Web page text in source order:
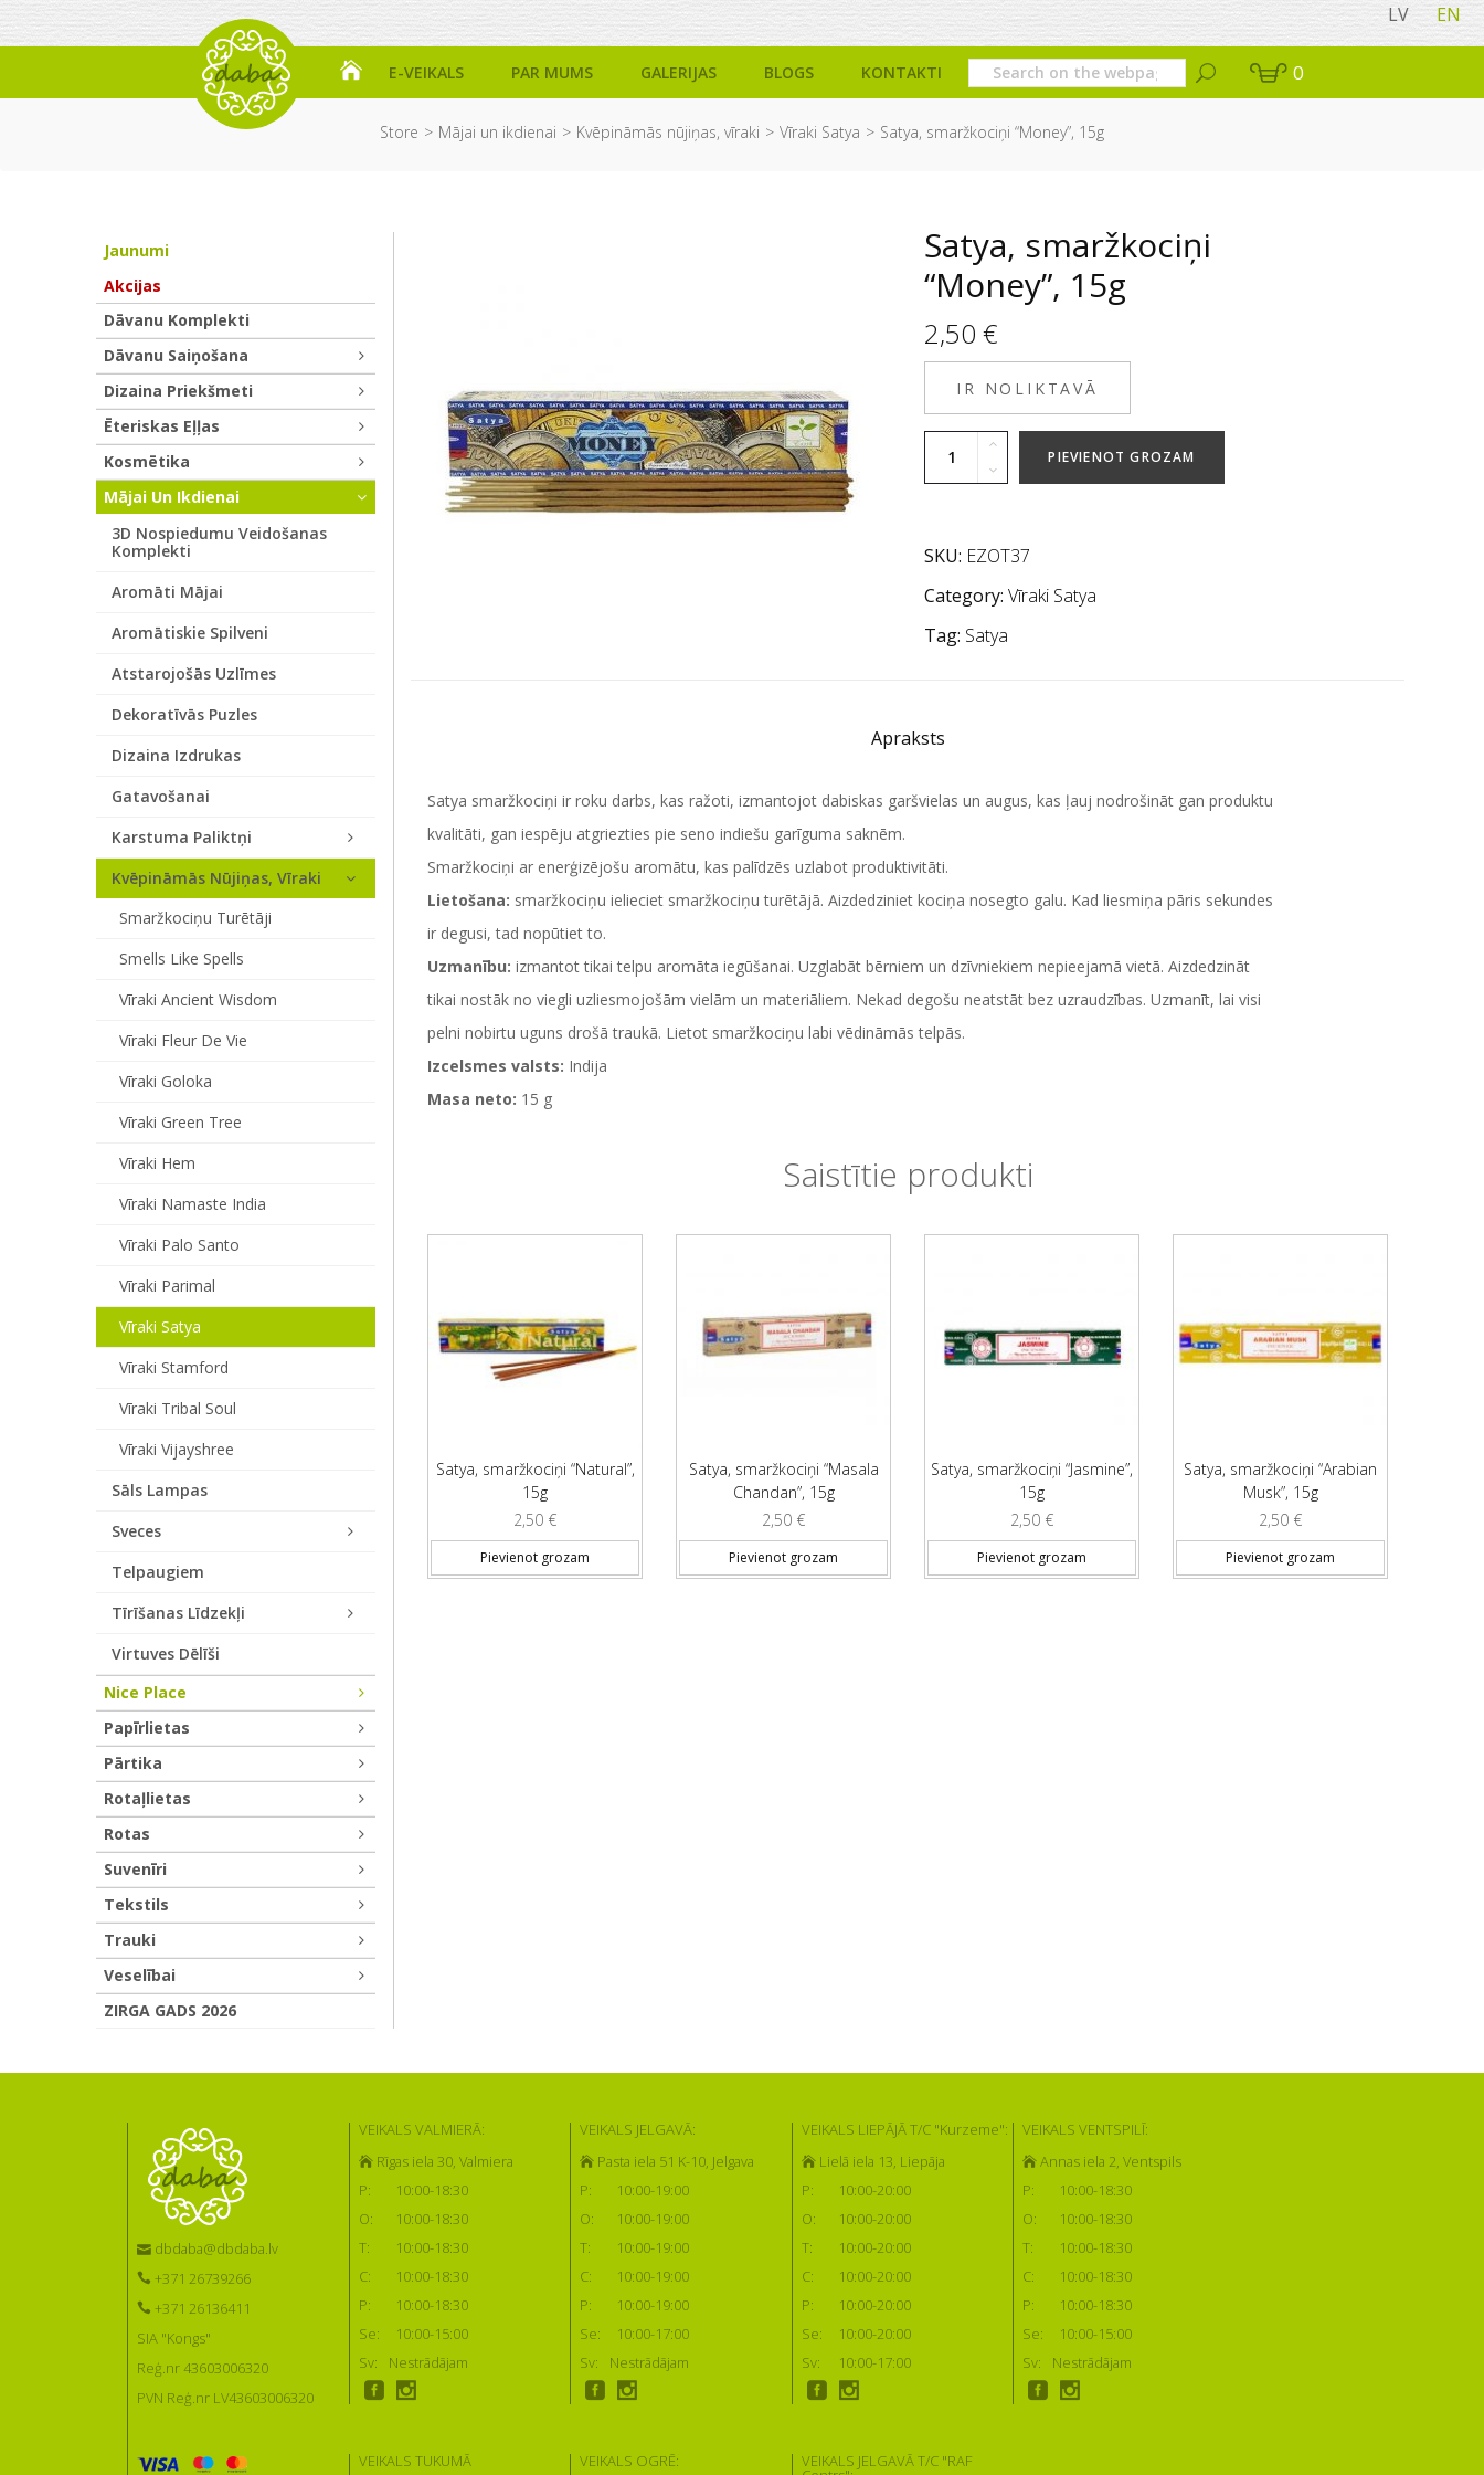
LV EN
E-VEIKALS PAR MUMS GALERIJAS BLOGS KONTAKTI 0
Store Mājai un ikdienai Kvēpināmās nūjiņas, vīraki Vīraki Satya Satya, smaržkociņi “Money”, 15g
Satya, smaržkociņi
“Money”, 15g
2,50 €
IR NOLIKTAVĀ
PIEVIENOT GROZAM
SKU: EZOT37
Category: Vīraki Satya
Tag: Satya
Apraksts
Satya smaržkociņi ir roku darbs, kas ražoti, izmantojot dabiskas garšvielas un augus, kas ļauj nodrošināt gan produktu
kvalitāti, gan iespēju atgriezties pie seno indiešu garīguma saknēm.
Smaržkociņi ar enerģizējošu aromātu, kas palīdzēs uzlabot produktivitāti.
Lietošana: smaržkociņu ielieciet smaržkociņu turētājā. Aizdedziniet kociņa nosegto galu. Kad liesmiņa pāris sekundes
ir degusi, tad nopūtiet to.
Uzmanību: izmantot tikai telpu aromāta iegūšanai. Uzglabāt bērniem un dzīvniekiem nepieejamā vietā. Aizdedzināt
tikai nostāk no viegli uzliesmojošām vielām un materiāliem. Nekad degošu neatstāt bez uzraudzības. Uzmanīt, lai visi
pelni nobirtu uguns drošā traukā. Lietot smaržkociņu labi vēdināmās telpās.
Izcelsmes valsts: Indija
Masa neto: 15 g
Saistītie produkti
Satya, smaržkociņi “Natural”,
15g
2,50 €
Pievienot grozam
Satya, smaržkociņi “Masala
Chandan”, 15g
2,50 €
Pievienot grozam
Satya, smaržkociņi “Jasmine”,
15g
2,50 €
Pievienot grozam
Satya, smaržkociņi “Arabian
Musk”, 15g
2,50 €
Pievienot grozam
Jaunumi
Akcijas
Dāvanu Komplekti
Dāvanu Saiņošana
Dizaina Priekšmeti
Ēteriskas Eļļas
Kosmētika
Mājai Un Ikdienai
3D Nospiedumu Veidošanas
Komplekti
Aromāti Mājai
Aromātiskie Spilveni
Atstarojošās Uzlīmes
Dekoratīvās Puzles
Dizaina Izdrukas
Gatavošanai
Karstuma Paliktņi
Kvēpināmās Nūjiņas, Vīraki
Smaržkociņu Turētāji
Smells Like Spells
Vīraki Ancient Wisdom
Vīraki Fleur De Vie
Vīraki Goloka
Vīraki Green Tree
Vīraki Hem
Vīraki Namaste India
Vīraki Palo Santo
Vīraki Parimal
Vīraki Satya
Vīraki Stamford
Vīraki Tribal Soul
Vīraki Vijayshree
Sāls Lampas
Sveces
Telpaugiem
Tīrīšanas Līdzekļi
Virtuves Dēlīši
Nice Place
Papīrlietas
Pārtika
Rotaļlietas
Rotas
Suvenīri
Tekstils
Trauki
Veselībai
ZIRGA GADS 2026
dbdaba@dbdaba.lv
+371 26739266
+371 26136411
SIA "Kongs"
Reģ.nr 43603006320
PVN Reģ.nr LV43603006320
VEIKALS VALMIERĀ:
Rīgas iela 30, Valmiera
P:
10:00-18:30
O:
10:00-18:30
T:
10:00-18:30
C:
10:00-18:30
P:
10:00-18:30
Se:
10:00-15:00
Sv:
Nestrādājam
VEIKALS JELGAVĀ:
Pasta iela 51 K-10, Jelgava
P:
10:00-19:00
O:
10:00-19:00
T:
10:00-19:00
C:
10:00-19:00
P:
10:00-19:00
Se:
10:00-17:00
Sv:
Nestrādājam
VEIKALS LIEPĀJĀ T/C "Kurzeme":
Lielā iela 13, Liepāja
P:
10:00-20:00
O:
10:00-20:00
T:
10:00-20:00
C:
10:00-20:00
P:
10:00-20:00
Se:
10:00-20:00
Sv:
10:00-17:00
VEIKALS VENTSPILĪ:
Annas iela 2, Ventspils
P:
10:00-18:30
O:
10:00-18:30
T:
10:00-18:30
C:
10:00-18:30
P:
10:00-18:30
Se:
10:00-15:00
Sv:
Nestrādājam
VEIKALS TUKUMĀ VEIKALS OGRĒ: VEIKALS JELGAVĀ T/C "RAF